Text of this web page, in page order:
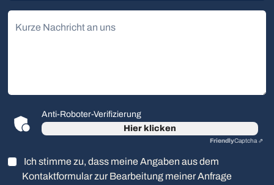
Kurze Nachricht an uns
Anti-Roboter-Verifizierung
Hier klicken
FriendlyCaptcha ⇗
Ich stimme zu, dass meine Angaben aus dem
Kontaktformular zur Bearbeitung meiner Anfrage